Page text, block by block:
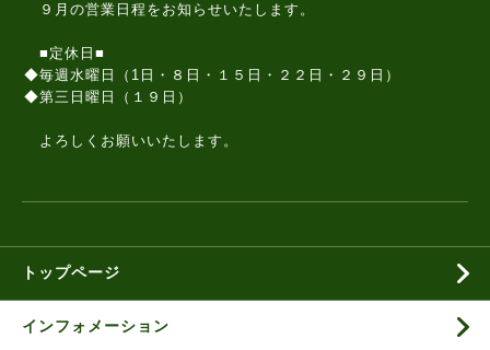
９月の営業日程をお知らせいたします。
■定休日■
◆毎週水曜日（1日・８日・１５日・２２日・２９日）
◆第三日曜日（１９日）
よろしくお願いいたします。
トップページ
インフォメーション